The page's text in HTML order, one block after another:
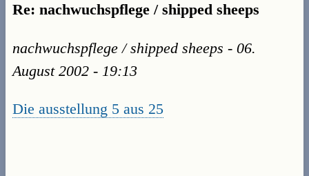
Re: nachwuchspflege / shipped sheeps
nachwuchspflege / shipped sheeps - 06.
August 2002 - 19:13
Die ausstellung 5 aus 25